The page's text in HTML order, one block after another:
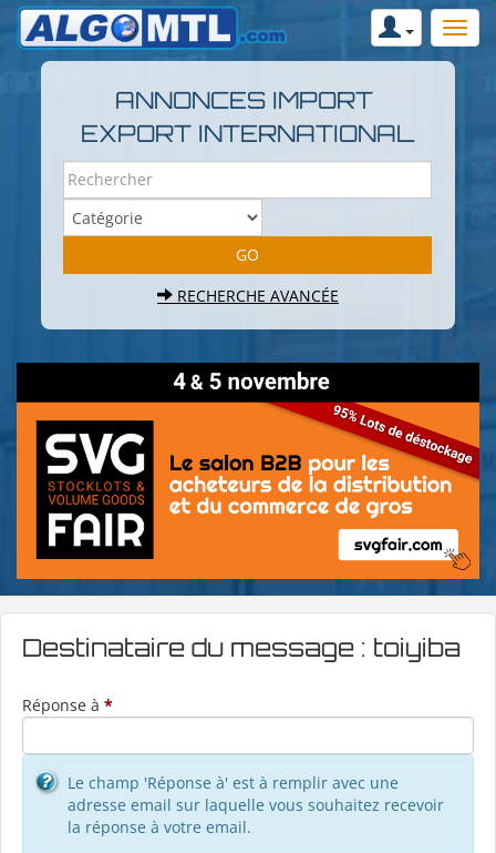
ANNONCES IMPORT
EXPORT INTERNATIONAL
RECHERCHE AVANCÉE
Destinataire du message : toiyiba
Réponse à *
Le champ 'Réponse à' est à remplir avec une
adresse email sur laquelle vous souhaitez recevoir
la réponse à votre email.